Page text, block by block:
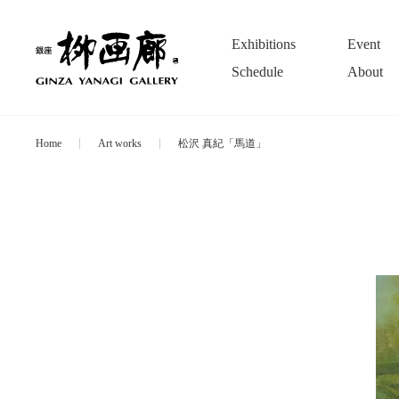
Exhibitions
Event
Schedule
About
Home Art works 松沢 真紀「馬道」